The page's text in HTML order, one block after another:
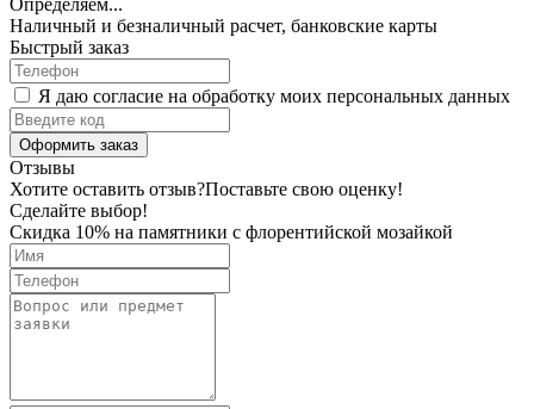
Наличный и безналичный расчет, банковские карты
Быстрый заказ
Я даю согласие на обработку моих персональных данных
Оформить заказ
Отзывы
Хотите оставить отзыв?Поставьте свою оценку!
Сделайте выбор!
Скидка 10% на памятники с флорентийской мозайкой